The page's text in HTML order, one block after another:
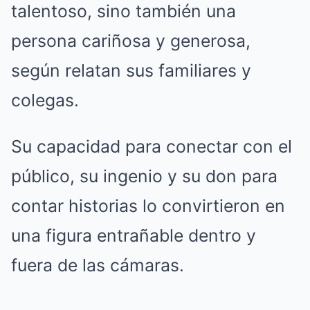
talentoso, sino también una
persona cariñosa y generosa,
según relatan sus familiares y
colegas.
Su capacidad para conectar con el
público, su ingenio y su don para
contar historias lo convirtieron en
una figura entrañable dentro y
fuera de las cámaras.